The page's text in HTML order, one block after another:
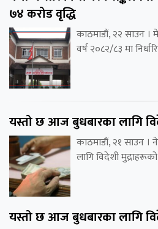
७४ करोड वृद्धि
काठमाडौं, २२ साउन ।
वर्ष २०८२/८३ मा
यस्तो छ आज बुधबारका लागि
काठमाडौं, २१ साउन ।
लागि विदेशी
यस्तो छ आज बुधबारका लागि